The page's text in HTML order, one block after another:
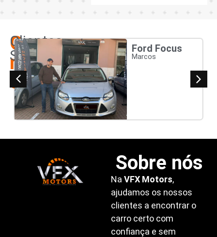
Os
nossos
clientes
Clientes
Satisfeitos
Ford Focus
Marcos
Sobre nós
NaVFX Motors,
ajudamos os nossos
clientes a encontrar o
carro certo com
confiança e sem